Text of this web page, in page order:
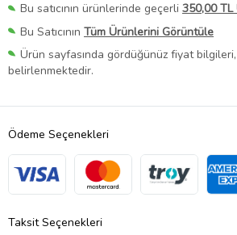
Bu satıcının ürünlerinde geçerli 350,00 TL
Bu Satıcının Tüm Ürünlerini Görüntüle
Ürün sayfasında gördüğünüz fiyat bilgileri,
belirlenmektedir.
Ödeme Seçenekleri
Taksit Seçenekleri